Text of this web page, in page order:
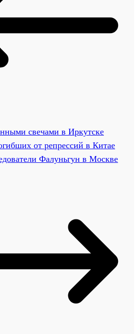
свечами в Иркутске
от репрессий в Китае
Фалуньгун в Москве